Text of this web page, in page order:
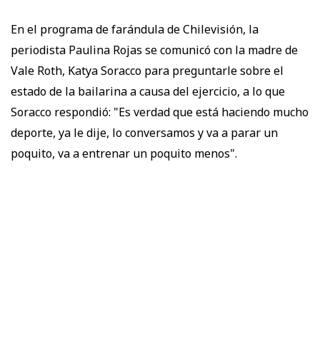
En el programa de farándula de Chilevisión, la
periodista Paulina Rojas se comunicó con la madre de
Vale Roth, Katya Soracco para preguntarle sobre el
estado de la bailarina a causa del ejercicio, a lo que
Soracco respondió: "Es verdad que está haciendo mucho
deporte, ya le dije, lo conversamos y va a parar un
poquito, va a entrenar un poquito menos".